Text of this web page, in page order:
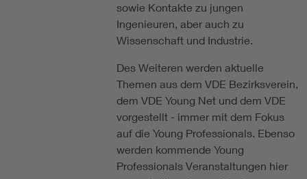
sowie Kontakte zu jungen
Ingenieuren, aber auch zu
Wissenschaft und Industrie.
Des Weiteren werden aktuelle
Themen aus dem VDE Bezirksverein,
dem VDE Young Net und dem VDE
vorgestellt - immer mit dem Fokus
auf die Young Professionals. Ebenso
werden kommende Young
Professionals Veranstaltungen hier